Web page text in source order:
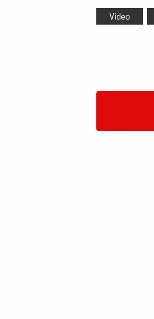
Video